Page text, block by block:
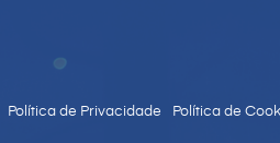
Política de Privacidade Política de